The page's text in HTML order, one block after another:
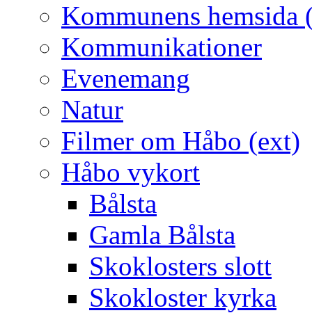
Kommunens hemsida
Kommunikationer
Evenemang
Natur
Filmer om Håbo (ext)
Håbo vykort
Bålsta
Gamla Bålsta
Skoklosters slott
Skokloster kyrka